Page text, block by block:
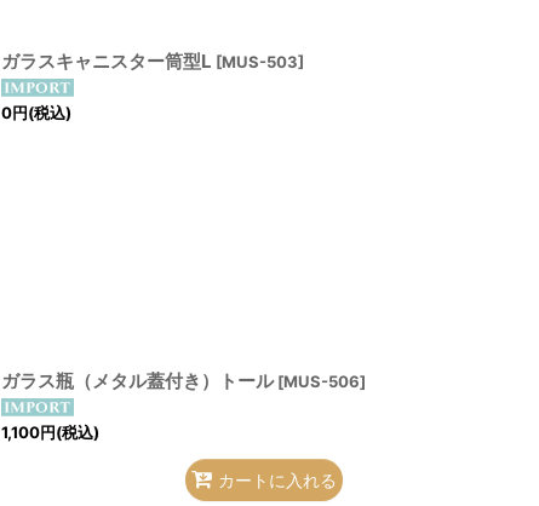
ガラスキャニスター筒型L [MUS-503]
0円(税込)
ガラス瓶（メタル蓋付き）トール [MUS-506]
1,100円(税込)
カートに入れる